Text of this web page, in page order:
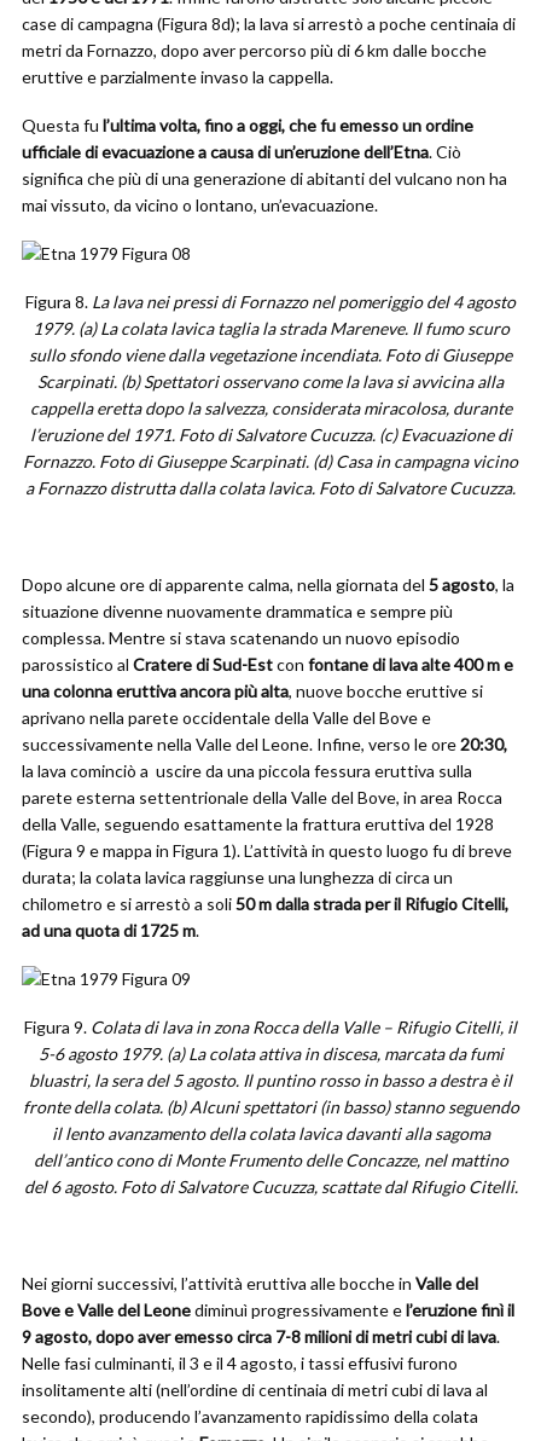
case di campagna (Figura 8d); la lava si arrestò a poche centinaia di
metri da Fornazzo, dopo aver percorso più di 6 km dalle bocche
eruttive e parzialmente invaso la cappella.
Questa fu l’ultima volta, fino a oggi, che fu emesso un ordine
ufficiale di evacuazione a causa di un’eruzione dell’Etna. Ciò
significa che più di una generazione di abitanti del vulcano non ha
mai vissuto, da vicino o lontano, un’evacuazione.
Figura 8. La lava nei pressi di Fornazzo nel pomeriggio del 4 agosto
1979. (a) La colata lavica taglia la strada Mareneve. Il fumo scuro
sullo sfondo viene dalla vegetazione incendiata. Foto di Giuseppe
Scarpinati. (b) Spettatori osservano come la lava si avvicina alla
cappella eretta dopo la salvezza, considerata miracolosa, durante
l’eruzione del 1971. Foto di Salvatore Cucuzza. (c) Evacuazione di
Fornazzo. Foto di Giuseppe Scarpinati. (d) Casa in campagna vicino
a Fornazzo distrutta dalla colata lavica. Foto di Salvatore Cucuzza.
Dopo alcune ore di apparente calma, nella giornata del 5 agosto, la
situazione divenne nuovamente drammatica e sempre più
complessa. Mentre si stava scatenando un nuovo episodio
parossistico al Cratere di Sud-Estcon fontane di lava alte 400 m e
una colonna eruttiva ancora più alta, nuove bocche eruttive si
aprivano nella parete occidentale della Valle del Bove e
successivamente nella Valle del Leone. Infine, verso le ore20:30,
la lava cominciò a uscire da una piccola fessura eruttiva sulla
parete esterna settentrionale della Valle del Bove, in area Rocca
della Valle, seguendo esattamente la frattura eruttiva del 1928
(Figura 9 e mappa in Figura 1). L’attività in questo luogo fu di breve
durata; la colata lavica raggiunse una lunghezza di circa un
chilometro e si arrestò a soli50 m dalla strada per il Rifugio Citelli,
ad una quota di 1725 m.
Figura 9. Colata di lava in zona Rocca della Valle – Rifugio Citelli, il
5-6 agosto 1979. (a) La colata attiva in discesa, marcata da fumi
bluastri, la sera del 5 agosto. Il puntino rosso in basso a destra è il
fronte della colata. (b) Alcuni spettatori (in basso) stanno seguendo
il lento avanzamento della colata lavica davanti alla sagoma
dell’antico cono di Monte Frumento delle Concazze, nel mattino
del 6 agosto. Foto di Salvatore Cucuzza, scattate dal Rifugio Citelli.
Nei giorni successivi, l’attività eruttiva alle bocche in Valle del
Bove e Valle del Leonediminuì progressivamente el’eruzione finì il
9 agosto, dopo aver emesso circa 7-8 milioni di metri cubi di lava.
Nelle fasi culminanti, il 3 e il 4 agosto, i tassi effusivi furono
insolitamente alti (nell’ordine di centinaia di metri cubi di lava al
secondo), producendo l’avanzamento rapidissimo della colata